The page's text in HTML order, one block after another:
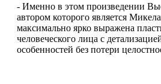
- Именно в этом произведении
автором которого является
максимально ярко выражена
человеческого лица с
особенностей без потери